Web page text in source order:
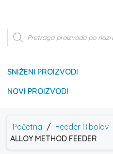
Products
search
SNIŽENI PROIZVODI
NOVI PROIZVODI
Početna / Feeder Ribolov
ALLOY METHOD FEEDER